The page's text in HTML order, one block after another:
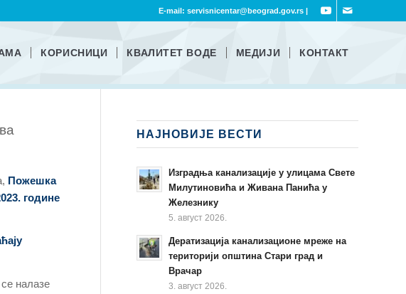
E-mail: servisnicentar@beograd.gov.rs |
КОРИСНИЦИ КВАЛИТЕТ ВОДЕ МЕДИЈИ КОНТАКТ
Пожешка
године
налазе
НАЈНОВИЈЕ ВЕСТИ
Изградња канализације у улицама Свете
Милутиновића и Живана Панића у
Железнику
5. август 2026.
Дератизација канализационе мреже на
територији општина Стари град и
Врачар
3. август 2026.